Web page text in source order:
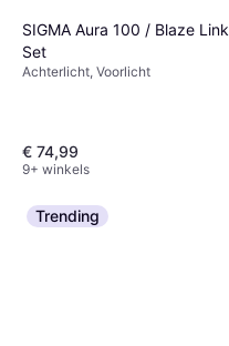
SIGMA Aura 100 / Blaze Link
Set
Achterlicht, Voorlicht
€ 74,99
9+ winkels
Trending